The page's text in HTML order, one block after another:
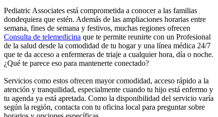
Pediatric Associates está comprometida a conocer a las familias
dondequiera que estén. Además de las ampliaciones horarias entre
semana, fines de semana y festivos, muchas regiones ofrecen
Consulta de telemedicina que te permite reunirte con un Profesional
de la salud desde la comodidad de tu hogar y una línea médica 24/7
que te da acceso a enfermeras de triaje a cualquier hora, día o noche.
¿Qué te parece eso para mantenerte conectado?
Servicios como estos ofrecen mayor comodidad, acceso rápido a la
atención y tranquilidad, especialmente cuando tu hijo está enfermo y
tu agenda ya está apretada. Como la disponibilidad del servicio varía
según la región, contacta con tu oficina local para preguntar sobre